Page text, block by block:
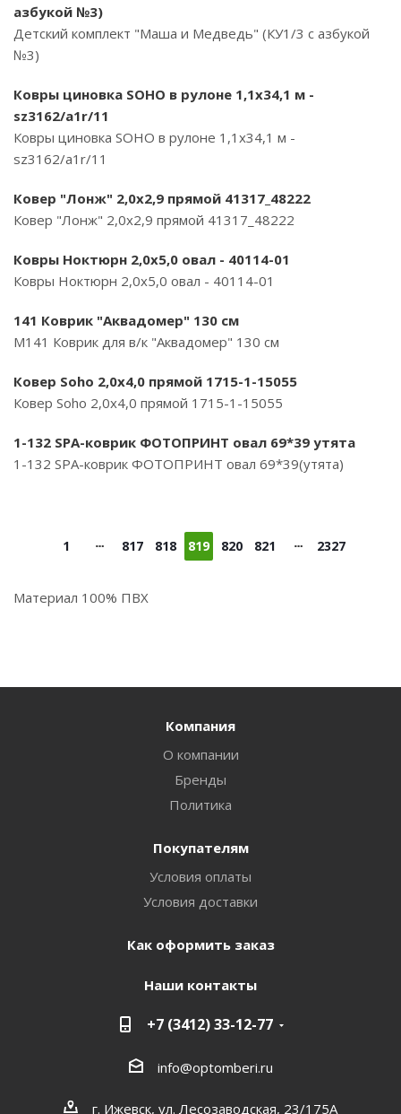
азбукой №3)
Детский комплект "Маша и Медведь" (КУ1/3 с азбукой
№3)
Ковры циновка SOHO в рулоне 1,1х34,1 м -
sz3162/a1r/11
Ковры циновка SOHO в рулоне 1,1х34,1 м -
sz3162/a1r/11
Ковер "Лонж" 2,0х2,9 прямой 41317_48222
Ковер "Лонж" 2,0х2,9 прямой 41317_48222
Ковры Ноктюрн 2,0х5,0 овал - 40114-01
Ковры Ноктюрн 2,0х5,0 овал - 40114-01
141 Коврик "Аквадомер" 130 см
М141 Коврик для в/к "Аквадомер" 130 см
Ковер Soho 2,0х4,0 прямой 1715-1-15055
Ковер Soho 2,0х4,0 прямой 1715-1-15055
1-132 SPA-коврик ФОТОПРИНТ овал 69*39 утята
1-132 SPA-коврик ФОТОПРИНТ овал 69*39(утята)
1 817 818 819 820 821 2327
Материал 100% ПВХ
Компания
О компании
Бренды
Политика
Покупателям
Условия оплаты
Условия доставки
Как оформить заказ
Наши контакты
+7 (3412) 33-12-77
info@optomberi.ru
г. Ижевск, ул. Лесозаводская, 23/175А